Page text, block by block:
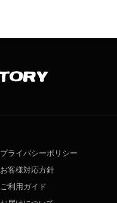
プライバシーポリシー
お客様対応方針
ご利用ガイド